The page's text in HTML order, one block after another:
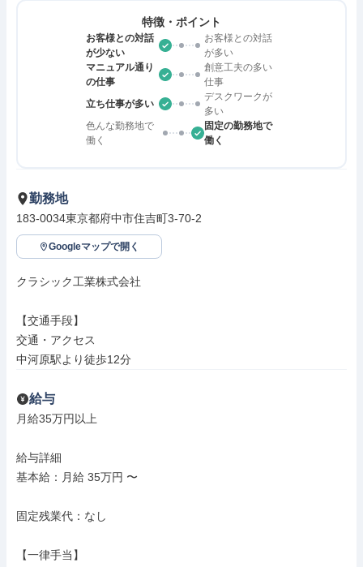
特徴・ポイント
お客様との対話
が少ない
お客様との対話
が多い
マニュアル通り
の仕事
創意工夫の多い
仕事
立ち仕事が多い
デスクワークが
多い
色んな勤務地で
働く
固定の勤務地で
働く
勤務地
183-0034東京都府中市住吉町3-70-2
Googleマップで開く
クラシック工業株式会社
【交通手段】
交通・アクセス
中河原駅より徒歩12分
給与
月給35万円以上
給与詳細
基本給：月給 35万円 〜
固定残業代：なし
【一律手当】